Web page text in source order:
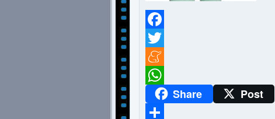
Facebook
Twitter
Meneame
WhatsAppShare Post